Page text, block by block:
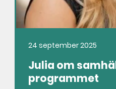
24 september 2025
Julia om
programmet